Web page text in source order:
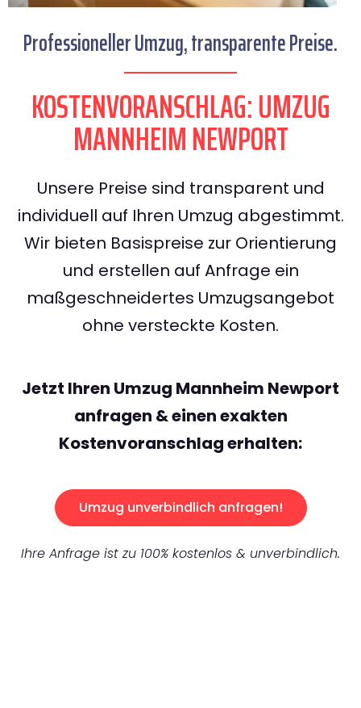
Professioneller Umzug, transparente Preise.
KOSTENVORANSCHLAG: UMZUG
MANNHEIM NEWPORT
Unsere Preise sind transparent und
individuell auf Ihren Umzug abgestimmt.
Wir bieten Basispreise zur Orientierung
und erstellen auf Anfrage ein
maßgeschneidertes Umzugsangebot
ohne versteckte Kosten.
Jetzt Ihren Umzug Mannheim Newport
anfragen & einen exakten
Kostenvoranschlag erhalten:
Umzug unverbindlich anfragen!
Ihre Anfrage ist zu 100% kostenlos & unverbindlich.